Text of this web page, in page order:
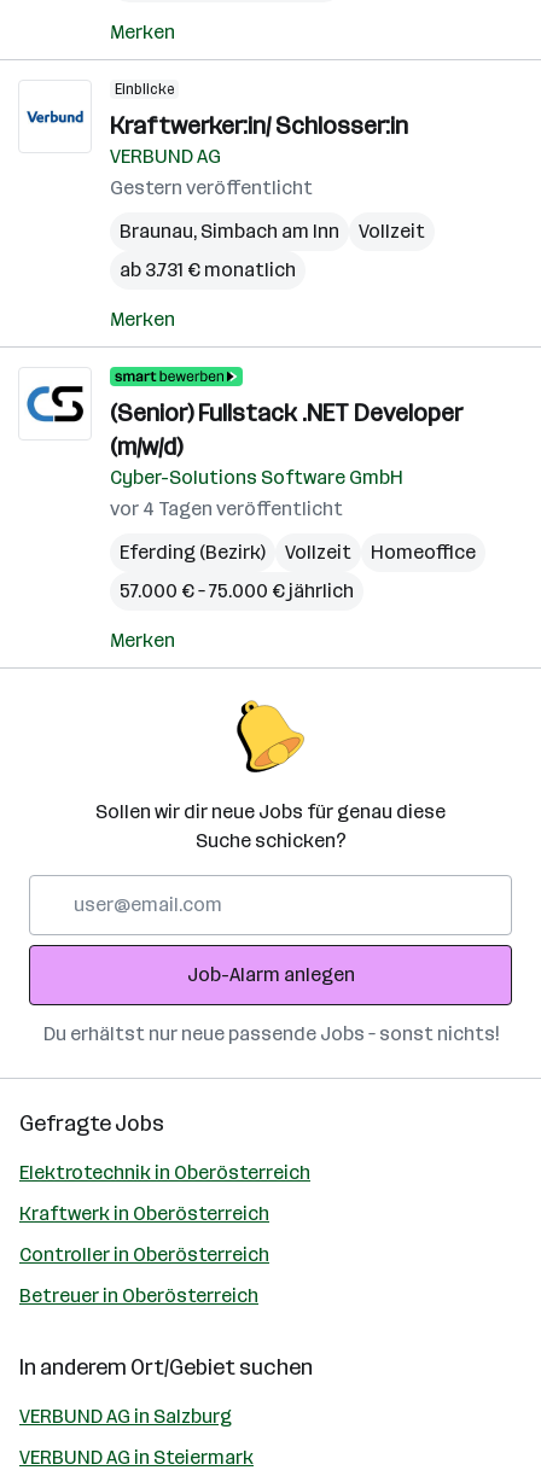
Merken
Einblicke
Kraftwerker:in/ Schlosser:in
VERBUND AG
Gestern veröffentlicht
Braunau, Simbach am Inn
Vollzeit
ab 3.731 € monatlich
Merken
(Senior) Fullstack .NET Developer
(m/w/d)
Cyber-Solutions Software GmbH
vor 4 Tagen veröffentlicht
Eferding (Bezirk)
Vollzeit
Homeoffice
57.000 € – 75.000 € jährlich
Merken
Sollen wir dir neue Jobs für genau diese
Suche schicken?
Adresse
Job-Alarm anlegen
Du erhältst nur neue passende Jobs – sonst nichts!
Gefragte Jobs
Elektrotechnik in Oberösterreich
Kraftwerk in Oberösterreich
Controller in Oberösterreich
Betreuer in Oberösterreich
In anderem Ort/Gebiet suchen
VERBUND AG in Salzburg
VERBUND AG in Steiermark